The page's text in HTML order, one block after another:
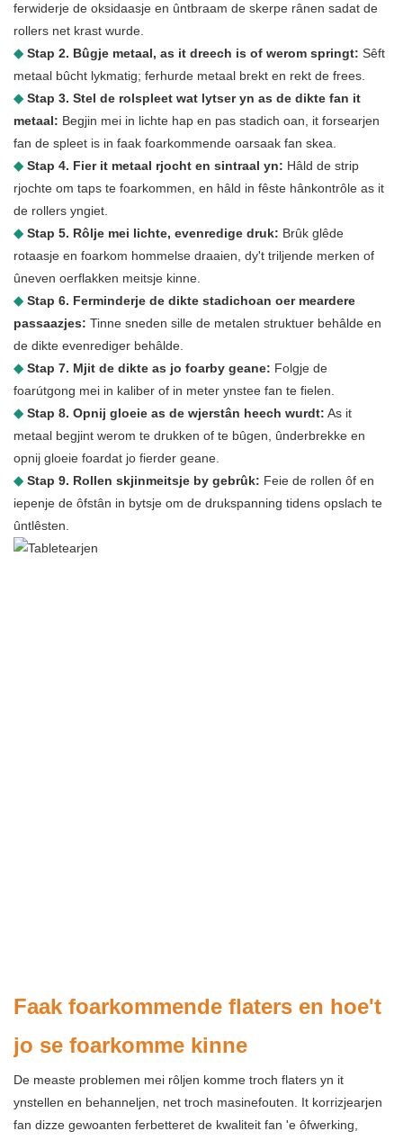
ferwiderje de oksidaasje en ûntbraam de skerpe rânen sadat de
rollers net krast wurde.
◆Stap 2. Bûgje metaal, as it dreech is of werom springt: Sêft
metaal bûcht lykmatig; ferhurde metaal brekt en rekt de frees.
◆Stap 3. Stel de rolspleet wat lytser yn as de dikte fan it
metaal: Begjin mei in lichte hap en pas stadich oan, it forsearjen
fan de spleet is in faak foarkommende oarsaak fan skea.
◆Stap 4. Fier it metaal rjocht en sintraal yn: Hâld de strip
rjochte om taps te foarkommen, en hâld in fêste hânkontrôle as it
de rollers yngiet.
◆Stap 5. Rôlje mei lichte, evenredige druk: Brûk glêde
rotaasje en foarkom hommelse draaien, dy't triljende merken of
ûneven oerflakken meitsje kinne.
◆Stap 6. Ferminderje de dikte stadichoan oer meardere
passaazjes: Tinne sneden sille de metalen struktuer behâlde en
de dikte evenrediger behâlde.
◆Stap 7. Mjit de dikte as jo foarby geane: Folgje de
foarútgong mei in kaliber of in meter ynstee fan te fielen.
◆Stap 8. Opnij gloeie as de wjerstân heech wurdt: As it
metaal begjint werom te drukken of te bûgen, ûnderbrekke en
opnij gloeie foardat jo fierder geane.
◆Stap 9. Rollen skjinmeitsje by gebrûk: Feie de rollen ôf en
iepenje de ôfstân in bytsje om de drukspanning tidens opslach te
ûntlêsten.
Faak foarkommende flaters en hoe't
jo se foarkomme kinne
De measte problemen mei rôljen komme troch flaters yn it
ynstellen en behanneljen, net troch masinefouten. It korrizjearjen
fan dizze gewoanten ferbetteret de kwaliteit fan 'e ôfwerking,